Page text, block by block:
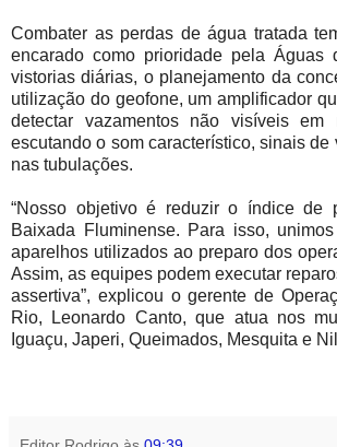
Combater as perdas de água tratada
encarado como prioridade pela Águas
vistorias diárias, o planejamento da
utilização do geofone, um amplificador
detectar vazamentos não visíveis em
escutando o som característico, sinais de
nas tubulações.
“Nosso objetivo é reduzir o índice de
Baixada Fluminense. Para isso,
aparelhos utilizados ao preparo dos
Assim, as equipes podem executar
assertiva”, explicou o gerente de
Rio, Leonardo Canto, que atua nos
Iguaçu, Japeri, Queimados, Mesquita e